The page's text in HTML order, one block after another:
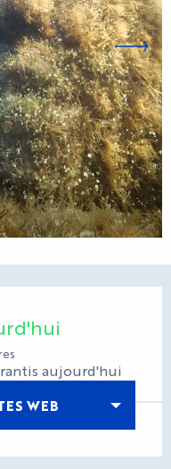
aujourd'hui
WEB